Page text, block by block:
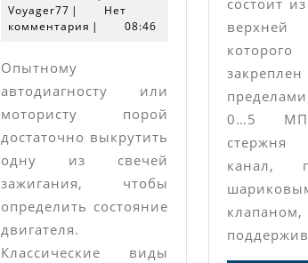
двигателя
внешнему
виду
свечи
зажигания
Voyager77 Voyager77
|
Нет
комментария | 08:46
Опытному
автодиагносту или
мотористу порой
достаточно выкрутить
одну из свечей
зажигания, чтобы
определить состояние
двигателя.
Классические виды
состоит
0…5
стержня
канал,
клапаном,